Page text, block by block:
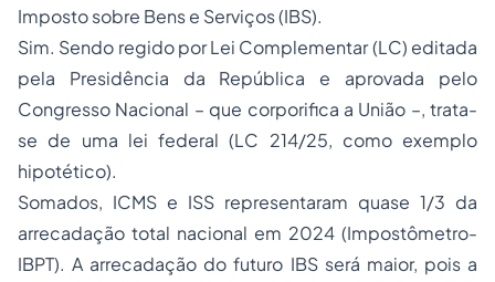
Imposto sobre Bens e Serviços (IBS).
Sim. Sendo regido por Lei Complementar (LC) editada
pela Presidência da República e aprovada pelo
Congresso Nacional – que corporifica a União –, trata-
se de uma lei federal (LC 214/25, como exemplo
hipotético).
Somados, ICMS e ISS representaram quase 1/3 da
arrecadação total nacional em 2024 (Impostômetro-
IBPT). A arrecadação do futuro IBS será maior, pois a